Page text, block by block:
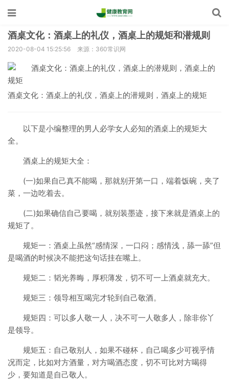
酒桌文化：酒桌上的礼仪，酒桌上的规矩和潜规则
2020-08-04 15:25:56 来源：360常识网
酒桌文化：酒桌上的礼仪，酒桌上的潜规则，酒桌上的规矩
以下是小编整理的男人必学女人必知的酒桌上的规矩大
全。
酒桌上的规矩大全：
(一)如果自己真不能喝，那就别开第一口，端着饭碗，夹了
菜，一边吃着去。
(二)如果确信自己要喝，就别装墨迹，接下来就是酒桌上的
规矩了。
规矩一：酒桌上虽然“感情深，一口闷；感情浅，舔一舔”但
是喝酒的时候决不能把这句话挂在嘴上。
规矩二：韬光养晦，厚积薄发，切不可一上酒桌就充大。
规矩三：领导相互喝完才轮到自己敬酒。
规矩四：可以多人敬一人，决不可一人敬多人，除非你丫
是领导。
规矩五：自己敬别人，如果不碰杯，自己喝多少可视乎情
况而定，比如对方酒量，对方喝酒态度，切不可比对方喝得
少，要知道是自己敬人。